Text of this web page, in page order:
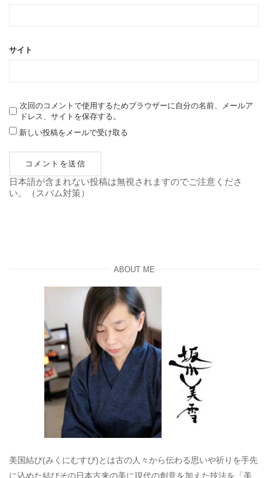
サイト
次回のコメントで使用するためブラウザーに自分の名前、メールア
ドレス、サイトを保存する。
新しい投稿をメールで受け取る
日本語が含まれない投稿は無視されますのでご注意くださ
い。（スパム対策）
ABOUT ME
美国結び(みくにむすび)とは古の人々から伝わる思いや祈りを手先
に込めた結びその日本古来の美に現代の創意を加えた技法を「美